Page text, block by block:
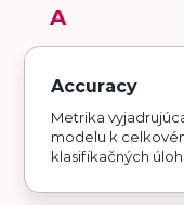
A
Accuracy
Metrika
modelu k
klasifikačných